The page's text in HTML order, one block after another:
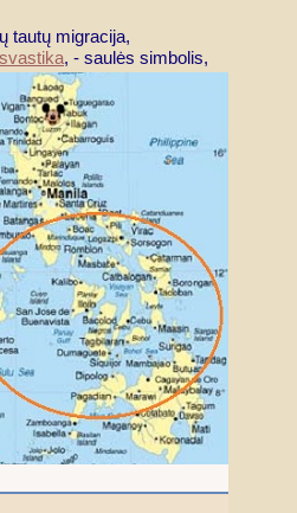
tautų migracija,
svastika, - saulės simbolis,